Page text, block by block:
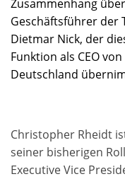
Zusammenhang
Geschäftsführer der
Dietmar Nick, der
Funktion als CEO
Deutschland
Christopher Rheidt
seiner bisherigen
Executive Vice